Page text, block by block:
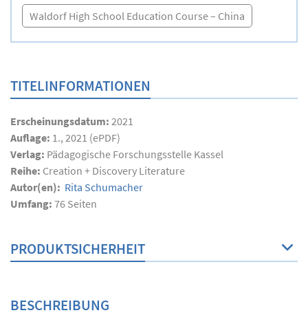
Waldorf High School Education Course – China
TITELINFORMATIONEN
Erscheinungsdatum: 2021
Auflage: 1., 2021 (ePDF)
Verlag: Pädagogische Forschungsstelle Kassel
Reihe: Creation + Discovery Literature
Autor(en): Rita Schumacher
Umfang: 76 Seiten
PRODUKTSICHERHEIT
BESCHREIBUNG